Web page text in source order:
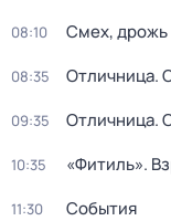
08:10 Смех, дрожь
08:35 Отличница.
09:35 Отличница.
10:35 «Фитиль».
11:30 События